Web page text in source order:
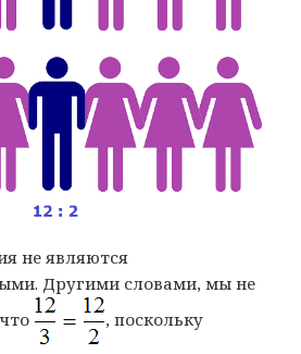
не являются
Другими словами, мы не
, поскольку